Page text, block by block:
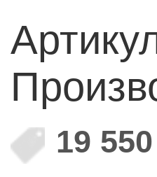
19 550